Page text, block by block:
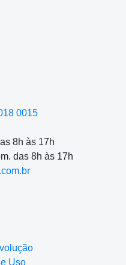
0015
8h às 17h
das 8h às 17h
Uso